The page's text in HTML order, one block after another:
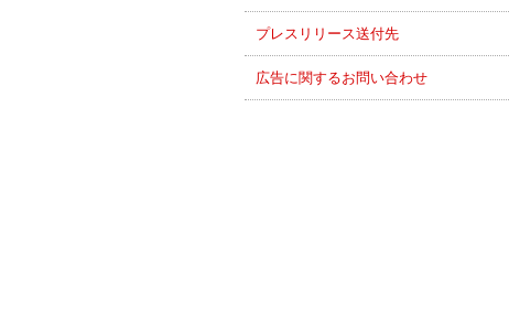
プレスリリース送付先
広告に関するお問い合わせ